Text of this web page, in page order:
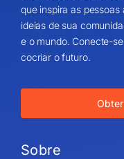
que inspira as
ideias de sua
e o mundo. Conecte-
cocriar o futuro.
Sobre